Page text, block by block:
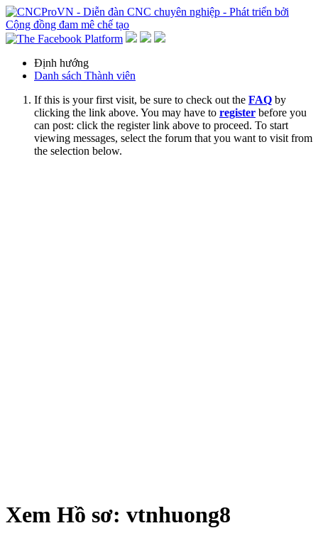
Định hướng
Danh sách Thành viên
If this is your first visit, be sure to check out the FAQ by
clicking the link above. You may have to register before you
can post: click the register link above to proceed. To start
viewing messages, select the forum that you want to visit from
the selection below.
Xem Hồ sơ: vtnhuong8